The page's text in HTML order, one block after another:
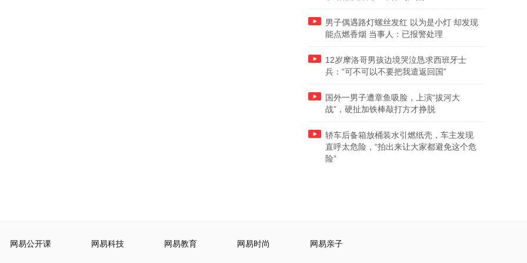
男子偶遇路灯螺丝发红 以为是小灯 却发现
能点燃香烟 当事人：已报警处理
12岁摩洛哥男孩边境哭泣恳求西班牙士
兵：“可不可以不要把我遣返回国”
国外一男子遭章鱼吸脸，上演“拔河大
战”，硬扯加铁棒敲打方才挣脱
轿车后备箱放桶装水引燃纸壳，车主发现
直呼太危险，“拍出来让大家都避免这个危
险”
网易公开课 网易科技 网易教育 网易时尚 网易亲子